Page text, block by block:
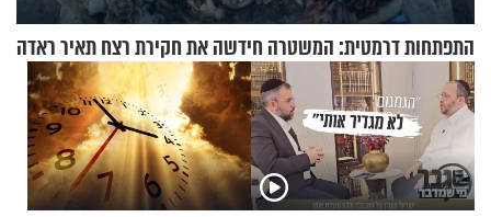
התפתחות דרמטית: המשטרה חידשה את חקירת רצח תאיר ראדה